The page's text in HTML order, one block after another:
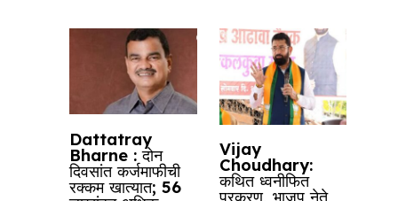
Dattatray
Bharne : दोन
दिवसांत कर्जमाफीची
रक्कम खात्यात; 56
Vijay
Choudhary:
कथित ध्वनीफित